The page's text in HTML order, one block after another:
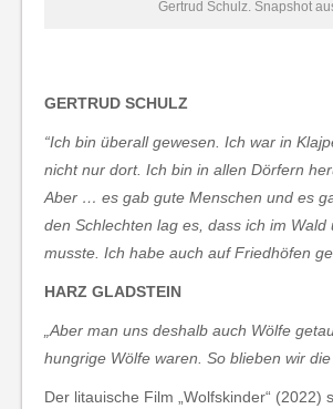
Gertrud Schulz. Snapshot
GERTRUD SCHULZ
“Ich bin überall gewesen. Ich war in
nicht nur dort. Ich bin in allen Dörfern
Aber … es gab gute Menschen und es
den Schlechten lag es, dass ich im Wald
musste. Ich habe auch auf Friedhöfen
HARZ GLADSTEIN
„Aber man uns deshalb auch Wölfe
hungrige Wölfe waren. So blieben wir die
Der litauische Film „Wolfskinder“ (2022)